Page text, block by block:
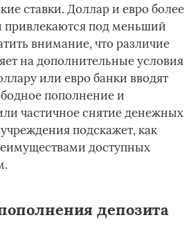
ставки. Доллар и евро более
привлекаются под меньший
внимание, что различие
на дополнительные условия
или евро банки вводят
пополнение и
частичное снятие денежных
подскажет, как
доступных
депозита